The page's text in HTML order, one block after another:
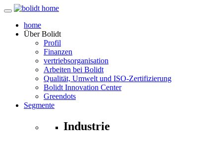
home
ÜberBolidt
Profil
Finanzen
vertriebsorganisation
Arbeiten bei Bolidt
Qualität, Umwelt und ISO-Zertifizierung
Bolidt Innovation Center
Greendots
Segmente
Industrie